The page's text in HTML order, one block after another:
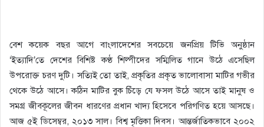
বেশ কয়েক বছর আগে বাংলাদেশের সবচেয়ে জনপ্রিয় টিভি অনুষ্ঠান
‘ইত্যাদি’তে দেশের বিশিষ্ট কণ্ঠ শিল্পীদের সম্মিলিত গানে উঠে এসেছিল
উপরোক্ত চরণ দুটি। সত্যিই তো তাই, প্রকৃতির প্রকৃত ভালোবাসা মাটির গভীর
থেকে উঠে আসে। কঠিন মাটির বুক চিঁড়ে যে ফসল উঠে আসে তাই মানুষ ও
সমগ্র জীবকূলের জীবন ধারণের প্রধান খাদ্য হিসেবে পরিগণিত হয়ে আসছে।
আজ ৫ই ডিসেম্বর, ২০১৩ সাল। বিশ্ব মৃত্তিকা দিবস। আন্তর্জাতিকভাবে ২০০২